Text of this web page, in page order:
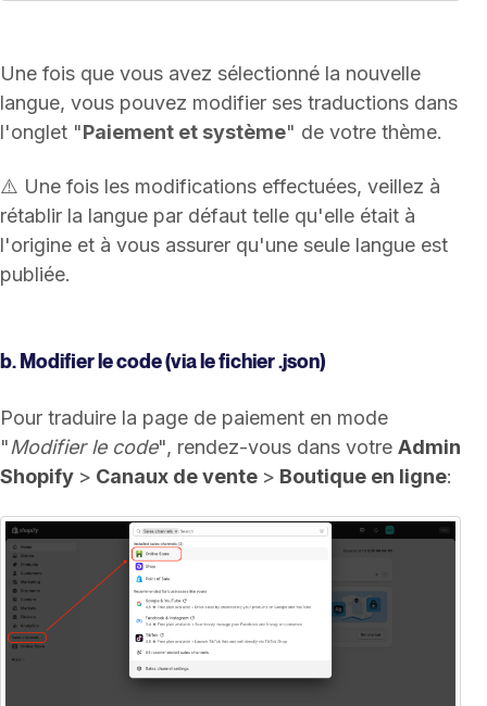
Une fois que vous avez sélectionné la nouvelle
langue, vous pouvez modifier ses traductions dans
l'onglet "Paiement et système" de votre thème.
⚠️ Une fois les modifications effectuées, veillez à
rétablir la langue par défaut telle qu'elle était à
l'origine et à vous assurer qu'une seule langue est
publiée.
b. Modifier le code (via le fichier .json)
Pour traduire la page de paiement en mode
"Modifier le code", rendez-vous dans votre Admin
Shopify > Canaux de vente > Boutique en ligne: